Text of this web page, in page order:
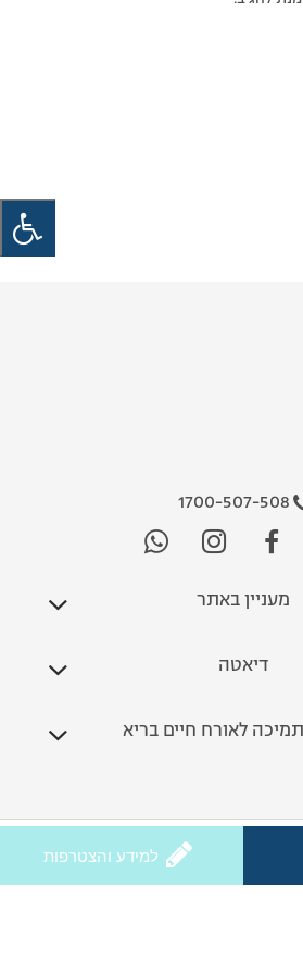
1700-507-508
מעניין באתר
דיאטה
לאורח חיים בריא
שמורות לחלי ממן 2026
למידע והצטרפות